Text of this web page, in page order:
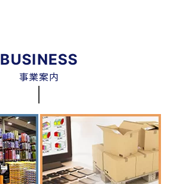
BUSINESS
事業案内